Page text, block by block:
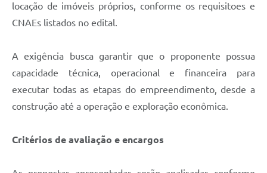
locação de imóveis próprios, conforme os requisitoes e
CNAEs listados no edital.
A exigência busca garantir que o proponente possua
capacidade técnica, operacional e financeira para
executar todas as etapas do empreendimento, desde a
construção até a operação e exploração econômica.
Critérios de avaliação e encargos